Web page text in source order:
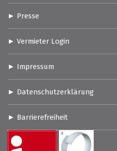
Presse
Vermieter Login
Impressum
Datenschutzerklärung
Barrierefreiheit